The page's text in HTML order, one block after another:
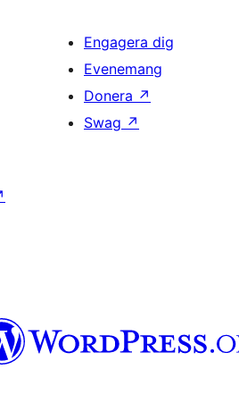
Engagera dig
Evenemang
Donera ↗
Swag ↗